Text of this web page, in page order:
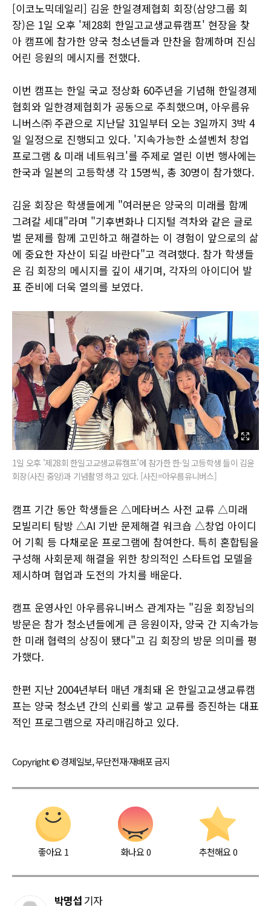
[이코노믹데일리] 김윤 한일경제협회 회장(삼양그룹 회
장)은 1일 오후 '제28회 한일고교생교류캠프' 현장을 찾
아 캠프에 참가한 양국 청소년들과 만찬을 함께하며 진심
어린 응원의 메시지를 전했다.
이번 캠프는 한일 국교 정상화 60주년을 기념해 한일경제
협회와 일한경제협회가 공동으로 주최했으며, 아우름유
니버스㈜ 주관으로 지난달 31일부터 오는 3일까지 3박 4
일 일정으로 진행되고 있다. '지속가능한 소셜벤처 창업
프로그램 & 미래 네트워크'를 주제로 열린 이번 행사에는
한국과 일본의 고등학생 각 15명씩, 총 30명이 참가했다.
김윤 회장은 학생들에게 "여러분은 양국의 미래를 함께
그려갈 세대"라며 "기후변화나 디지털 격차와 같은 글로
벌 문제를 함께 고민하고 해결하는 이 경험이 앞으로의 삶
에 중요한 자산이 되길 바란다"고 격려했다. 참가 학생들
은 김 회장의 메시지를 깊이 새기며, 각자의 아이디어 발
표 준비에 더욱 열의를 보였다.
1일 오후 '제28회 한일고교생교류캠프'에 참가한 한·일 고등학생 들이 김윤
회장(사진 중앙)과 기념촬영 하고 있다. [사진=아우름유니버스]
캠프 기간 동안 학생들은 △메타버스 사전 교류 △미래
모빌리티 탐방 △AI 기반 문제해결 워크숍 △창업 아이디
어 기획 등 다채로운 프로그램에 참여한다. 특히 혼합팀을
구성해 사회문제 해결을 위한 창의적인 스타트업 모델을
제시하며 협업과 도전의 가치를 배운다.
캠프 운영사인 아우름유니버스 관계자는 "김윤 회장님의
방문은 참가 청소년들에게 큰 응원이자, 양국 간 지속가능
한 미래 협력의 상징이 됐다"고 김 회장의 방문 의미를 평
가했다.
한편 지난 2004년부터 매년 개최돼 온 한일고교생교류캠
프는 양국 청소년 간의 신뢰를 쌓고 교류를 증진하는 대표
적인 프로그램으로 자리매김하고 있다.
Copyright © 경제일보, 무단전재·재배포 금지
좋아요 1 화나요0 추천해요 0
박명섭 기자